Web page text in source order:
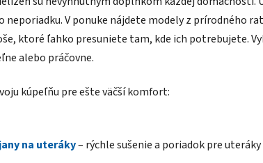
l
á
d
v
neporiadku. V ponuke nájdete modely z prírodného
ktoré ľahko presuniete tam, kde ich potrebujete.
alebo práčovne.
kúpeľňu pre ešte väčší komfort:
na uteráky– rýchle sušenie a poriadok pre uteráky